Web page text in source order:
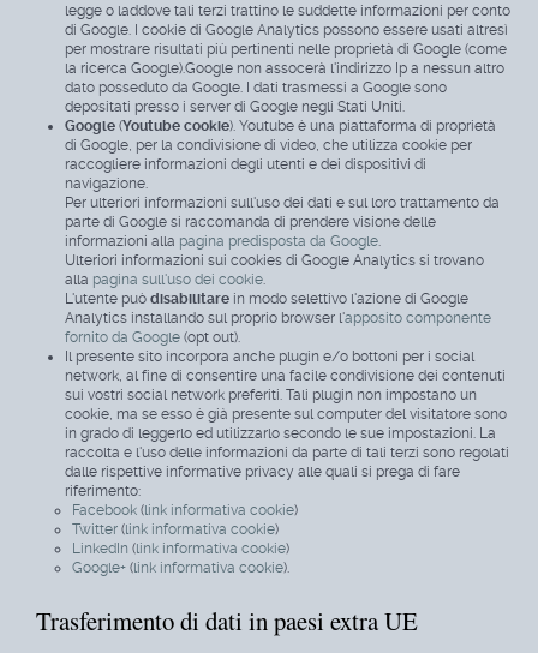
legge o laddove tali terzi trattino le suddette informazioni per conto
di Google. I cookie di Google Analytics possono essere usati altresì
per mostrare risultati più pertinenti nelle proprietà di Google (come
la ricerca Google).Google non assocerà l'indirizzo Ip a nessun altro
dato posseduto da Google. I dati trasmessi a Google sono
depositati presso i server di Google negli Stati Uniti.
Google (Youtube cookie). Youtube è una piattaforma di proprietà
di Google, per la condivisione di video, che utilizza cookie per
raccogliere informazioni degli utenti e dei dispositivi di
navigazione.
Per ulteriori informazioni sull'uso dei dati e sul loro trattamento da
parte di Google si raccomanda di prendere visione delle
informazioni alla pagina predisposta da Google.
Ulteriori informazioni sui cookies di Google Analytics si trovano
alla pagina sull'uso dei cookie.
L'utente può disabilitare in modo selettivo l'azione di Google
Analytics installando sul proprio browser l'apposito componente
fornito da Google (opt out).
Il presente sito incorpora anche plugin e/o bottoni per i social
network, al fine di consentire una facile condivisione dei contenuti
sui vostri social network preferiti. Tali plugin non impostano un
cookie, ma se esso è già presente sul computer del visitatore sono
in grado di leggerlo ed utilizzarlo secondo le sue impostazioni. La
raccolta e l'uso delle informazioni da parte di tali terzi sono regolati
dalle rispettive informative privacy alle quali si prega di fare
riferimento:
Facebook (link informativa cookie)
Twitter (link informativa cookie)
LinkedIn (link informativa cookie)
Google+ (link informativa cookie).
Trasferimento di dati in paesi extra UE